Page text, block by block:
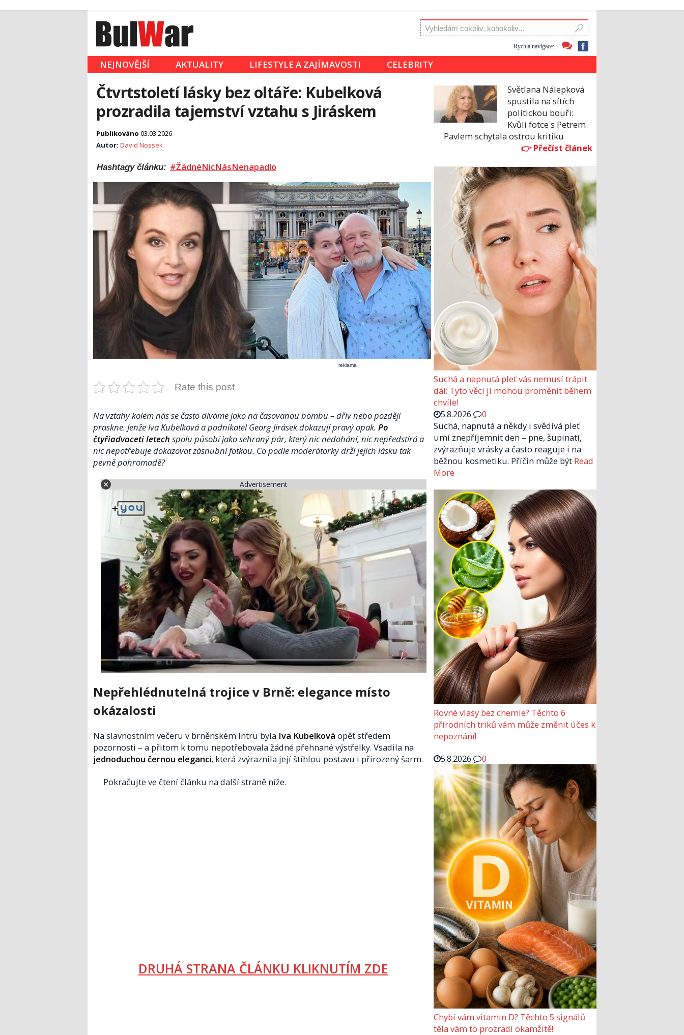
Rychlá navigace:
NEJNOVĚJŠÍ AKTUALITY LIFESTYLE A ZAJÍMAVOSTI CELEBRITY
Čtvrtstoletí lásky bez oltáře: Kubelková
prozradila tajemství vztahu s Jiráskem
Publikováno 03.03.2026
Autor: David Nossek
Hashtagy článku: #ŽádnéNicNásNenapadlo
reklama
Rate this post
Na vztahy kolem nás se často díváme jako na časovanou bombu – dřív nebo později
praskne. Jenže Iva Kubelková a podnikatel Georg Jirásek dokazují pravý opak. Po
čtyřiadvaceti letech spolu působí jako sehraný pár, který nic nedohání, nic nepředstírá a
nic nepotřebuje dokazovat zásnubní fotkou. Co podle moderátorky drží jejich lásku tak
pevně pohromadě?
Advertisement
Nepřehlédnutelná trojice v Brně: elegance místo
okázalosti
Na slavnostním večeru v brněnském Intru byla Iva Kubelková opět středem
pozornosti – a přitom k tomu nepotřebovala žádné přehnané výstřelky. Vsadila na
jednoduchou černou eleganci, která zvýraznila její štíhlou postavu i přirozený šarm.
Pokračujte ve čtení článku na další straně níže.
DRUHÁ STRANA ČLÁNKU KLIKNUTÍM ZDE
Světlana Nálepková
spustila na sítích
politickou bouři:
Kvůli fotce s Petrem
Pavlem schytala ostrou kritiku
Suchá a napnutá pleť vás nemusí trápit
dál: Tyto věci ji mohou proměnit během
chvíle!
5.8.2026
0
Suchá, napnutá a někdy i svědivá pleť
umí znepříjemnit den – pne, šupinatí,
zvýrazňuje vrásky a často reaguje i na
běžnou kosmetiku. Příčin může být Read
More
Rovné vlasy bez chemie? Těchto 6
přírodních triků vám může změnit účes k
nepoznání!
5.8.2026
0
Chybí vám vitamin D? Těchto 5 signálů
těla vám to prozradí okamžitě!